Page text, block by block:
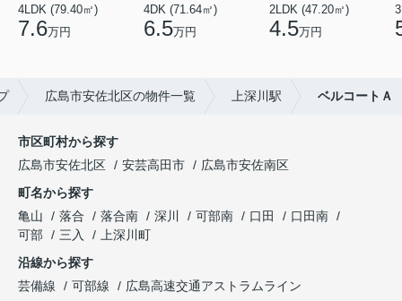
4LDK (79.40㎡)
7.6万円
4DK (71.64㎡)
6.5万円
2LDK (47.20㎡)
4.5万円
広島市安佐北区の物件一覧 上深川駅 ベルコートＡ
市区町村から探す
広島市安佐北区
安芸高田市
広島市安佐南区
町名から探す
亀山
落合 落合南 深川 可部南 口田
口田南
可部
三入
上深川町
沿線から探す
芸備線
可部線
広島高速交通アストラムライン